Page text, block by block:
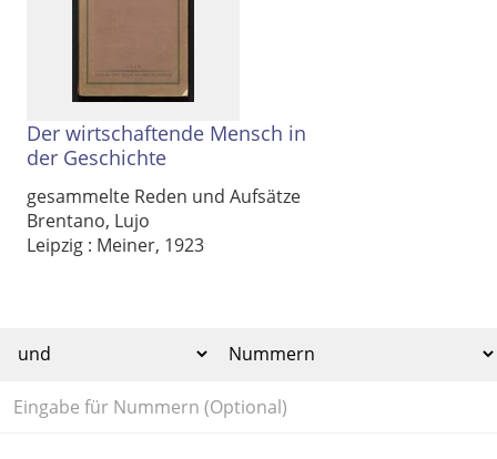
Der wirtschaftende Mensch in
der Geschichte
gesammelte Reden und Aufsätze
Brentano, Lujo
Leipzig : Meiner, 1923